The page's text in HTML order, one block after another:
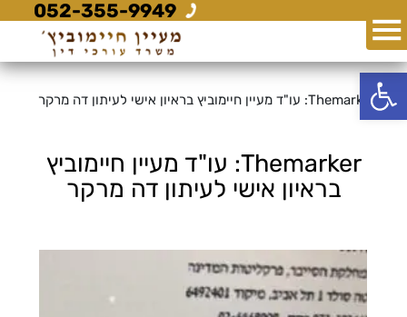
פתח סרגל נגישות
052-355-9949
Themarker: עו"ד מעיין חיימוביץ בראיון אישי לעיתון דה מרקר
Themarker: עו"ד מעיין חיימוביץ
בראיון אישי לעיתון דה מרקר